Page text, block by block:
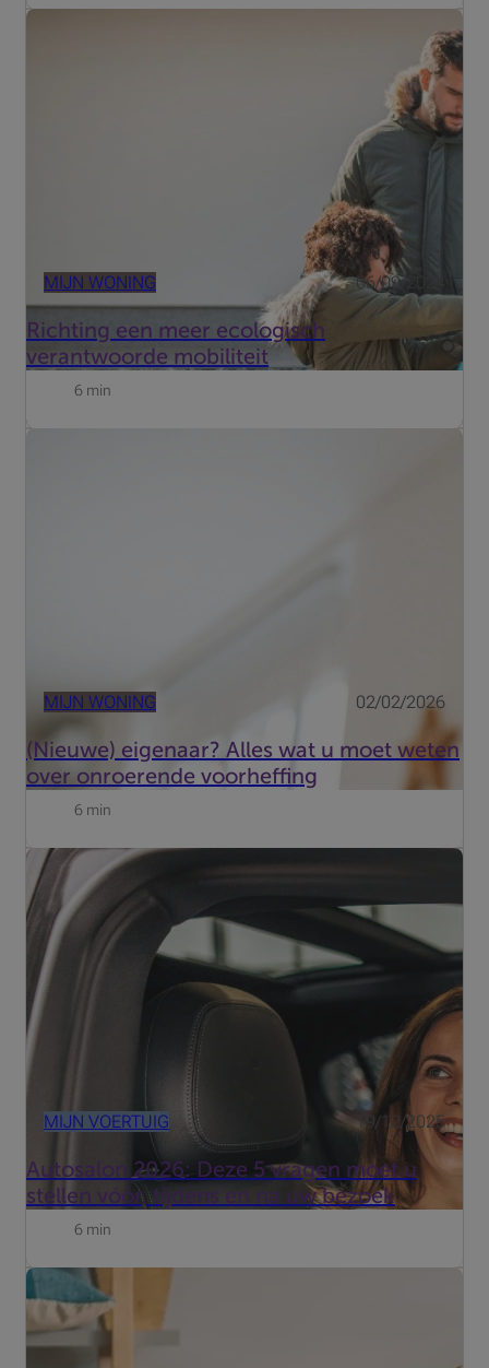
MIJN WONING 06/09/2024
Richting een meer ecologisch
verantwoorde mobiliteit
De verschuiving naar groenere mobiliteit is essentieel om
luchtkwaliteit te verbeteren en duurzame vervoerswijzen
6 min
MIJN WONING 02/02/2026
(Nieuwe) eigenaar? Alles wat u moet weten
over onroerende voorheffing
6 min
MIJN VOERTUIG 19/12/2025
Autosalon 2026: Deze 5 vragen moet u
stellen vóór, tijdens en na uw bezoek
Het Autosalon 2026, dat plaatsvindt van 9 tot 18 januari
2026 in Brussels Expo, blijft een niet te missen afspraak
om nieuwe modellen te ontdekken, aandrijvingen te
vergelijken en te profiteren van exclusieve aanbiedingen.
6 min
Zou u graag een droomreis maken of wenst u simpelweg
een project te financieren zonder uw budget in het
gedrang te brengen? Een lening op afbetaling biedt u de
oplossing, aan transparante en vooraf gekende